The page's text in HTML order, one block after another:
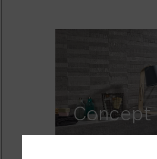
Concept